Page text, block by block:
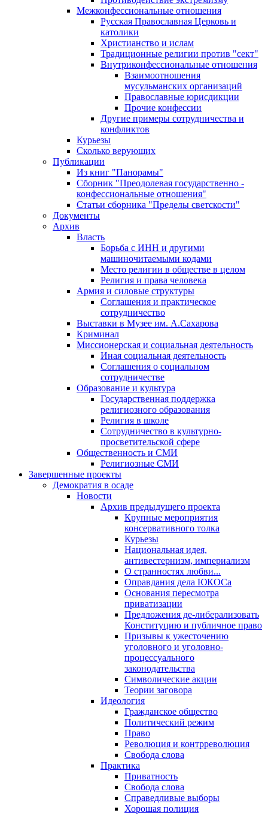
Межконфессиональные отношения
Русская Православная Церковь и
католики
Христианство и ислам
Традиционные религии против "сект"
Внутриконфессиональные отношения
Взаимоотношения
мусульманских организаций
Православные юрисдикции
Прочие конфессии
Другие примеры сотрудничества и
конфликтов
Курьезы
Сколько верующих
Публикации
Из книг "Панорамы"
Сборник "Преодолевая государственно -
конфессиональные отношения"
Статьи сборника "Пределы светскости"
Документы
Архив
Власть
Борьба с ИНН и другими
машиночитаемыми кодами
Место религии в обществе в целом
Религия и права человека
Армия и силовые структуры
Соглашения и практическое
сотрудничество
Выставки в Музее им. А.Сахарова
Криминал
Миссионерская и социальная деятельность
Иная социальная деятельность
Соглашения о социальном
сотрудничестве
Образование и культура
Государственная поддержка
религиозного образования
Религия в школе
Сотрудничество в культурно-
просветительской сфере
Общественность и СМИ
Религиозные СМИ
Завершенные проекты
Демократия в осаде
Новости
Архив предыдущего проекта
Крупные мероприятия
консервативного толка
Курьезы
Национальная идея,
антивестернизм, империализм
О странностях любви...
Оправдания дела ЮКОСа
Основания пересмотра
приватизации
Предложения де-либерализовать
Конституцию и публичное право
Призывы к ужесточению
уголовного и уголовно-
процессуального
законодательства
Символические акции
Теории заговора
Идеология
Гражданское общество
Политический режим
Право
Революция и контрреволюция
Свобода слова
Практика
Приватность
Свобода слова
Справедливые выборы
Хорошая полиция